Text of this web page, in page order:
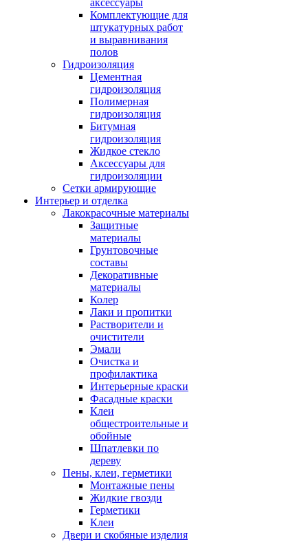
аксессуары
Комплектующие для
штукатурных работ
и выравнивания
полов
Гидроизоляция
Цементная
гидроизоляция
Полимерная
гидроизоляция
Битумная
гидроизоляция
Жидкое стекло
Аксессуары для
гидроизоляции
Сетки армирующие
Интерьер и отделка
Лакокрасочные материалы
Защитные
материалы
Грунтовочные
составы
Декоративные
материалы
Колер
Лаки и пропитки
Растворители и
очистители
Эмали
Очистка и
профилактика
Интерьерные краски
Фасадные краски
Клеи
общестроительные и
обойные
Шпатлевки по
дереву
Пены, клеи, герметики
Монтажные пены
Жидкие гвозди
Герметики
Клеи
Двери и скобяные изделия